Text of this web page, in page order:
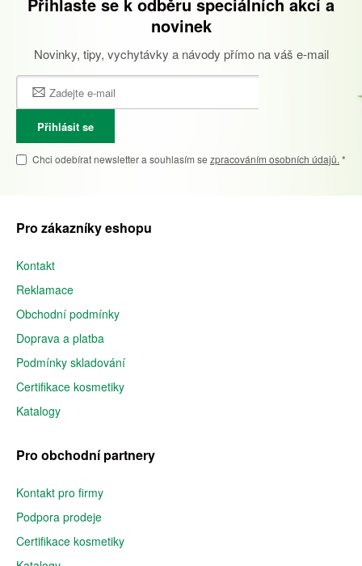
novinek
Novinky, tipy, vychytávky a návody přímo na váš e-mail
Přihlásit se
Chci odebírat newsletter a souhlasím se zpracováním osobních údajů. *
Pro zákazníky eshopu
Kontakt
Reklamace
Obchodní podmínky
Doprava a platba
Podmínky skladování
Certifikace kosmetiky
Katalogy
Pro obchodní partnery
Kontakt pro firmy
Podpora prodeje
Certifikace kosmetiky